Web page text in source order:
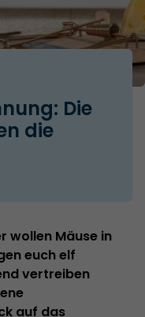
Die
die
wollen Mäuse in
euch elf
vertreiben
auf das